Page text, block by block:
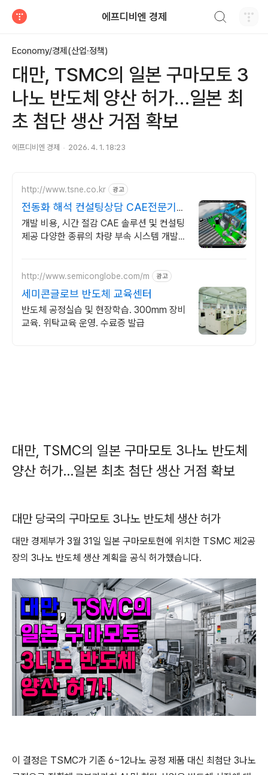
에프디비엔 경제
Economy/경제(산업·정책)
대만, TSMC의 일본 구마모토 3
나노 반도체 양산 허가…일본 최
초 첨단 생산 거점 확보
에프디비엔 경제 2026. 4. 1. 18:23
http://www.tsne.co.kr 광고
전동화 해석 컨설팅상담 CAE전문기업
태성에스엔이
개발 비용, 시간 절감 CAE 솔루션 및 컨설팅
제공 다양한 종류의 차량 부속 시스템 개발을
http://www.semiconglobe.com/m 광고
세미콘글로브 반도체 교육센터
반도체 공정실습 및 현장학습. 300mm 장비
교육. 위탁교육 운영. 수료증 발급
대만, TSMC의 일본 구마모토 3나노 반도체
양산 허가…일본 최초 첨단 생산 거점 확보
대만 당국의 구마모토 3나노 반도체 생산 허가
대만 경제부가 3월 31일 일본 구마모토현에 위치한 TSMC 제2공
장의 3나노 반도체 생산 계획을 공식 허가했습니다.
이 결정은 TSMC가 기존 6~12나노 공정 제품 대신 최첨단 3나노